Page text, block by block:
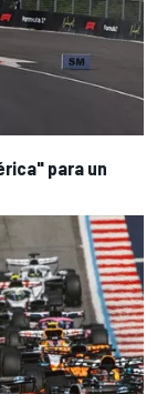
para un